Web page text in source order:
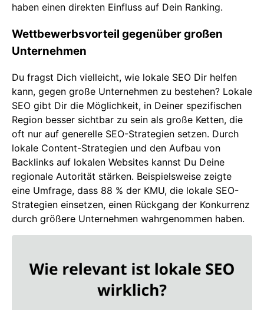
haben einen direkten Einfluss auf Dein Ranking.
Wettbewerbsvorteil gegenüber großen
Unternehmen
Du fragst Dich vielleicht, wie lokale SEO Dir helfen
kann, gegen große Unternehmen zu bestehen? Lokale
SEO gibt Dir die Möglichkeit, in Deiner spezifischen
Region besser sichtbar zu sein als große Ketten, die
oft nur auf generelle SEO-Strategien setzen. Durch
lokale Content-Strategien und den Aufbau von
Backlinks auf lokalen Websites kannst Du Deine
regionale Autorität stärken. Beispielsweise zeigte
eine Umfrage, dass 88 % der KMU, die lokale SEO-
Strategien einsetzen, einen Rückgang der Konkurrenz
durch größere Unternehmen wahrgenommen haben.